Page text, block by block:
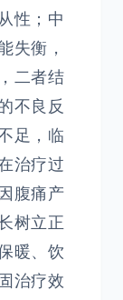
性；中
失衡，
二者结
不良反
足，临
治疗过
腹痛产
树立正
暖、饮
治疗效